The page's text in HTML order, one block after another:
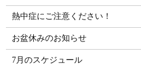
熱中症にご注意ください！
お盆休みのお知らせ
7月のスケジュール